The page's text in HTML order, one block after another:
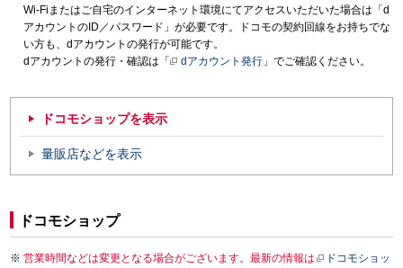
Wi-Fiまたはご自宅のインターネット環境にてアクセスいただいた場合は「d
アカウントのID／パスワード」が必要です。ドコモの契約回線をお持ちでな
い方も、dアカウントの発行が可能です。
dアカウントの発行・確認は「
dアカウント発行 」でご確認ください。
ドコモショップを表示
量販店などを表示
ドコモショップ
営業時間などは変更となる場合がございます。最新の情報は
ドコモショッ